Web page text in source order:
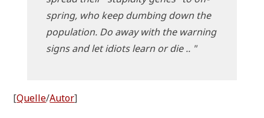
spring, who keep dum­bing down the
popu­la­ti­on. Do away with the war­ning
signs and let idi­ots learn or die .. "
[Quel­le/Autor]